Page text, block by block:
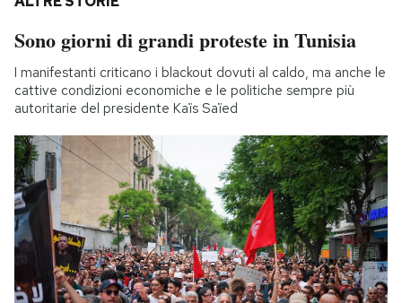
Sono giorni di grandi proteste in Tunisia
I manifestanti criticano i blackout dovuti al caldo, ma anche le
cattive condizioni economiche e le politiche sempre più
autoritarie del presidente Kaïs Saïed